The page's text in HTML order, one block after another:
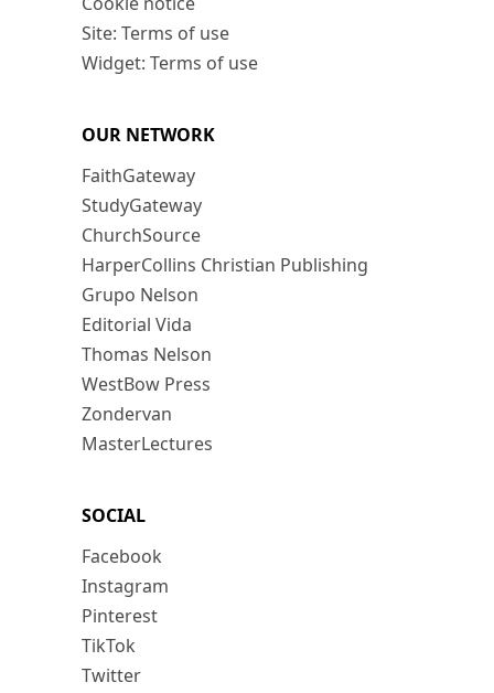
Site: Terms of use
Widget: Terms of use
OUR NETWORK
FaithGateway
StudyGateway
ChurchSource
HarperCollins Christian Publishing
Grupo Nelson
Editorial Vida
Thomas Nelson
WestBow Press
Zondervan
MasterLectures
SOCIAL
Facebook
Instagram
Pinterest
TikTok
Twitter